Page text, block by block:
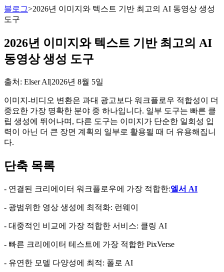
블로그>2026년 이미지와 텍스트 기반 최고의 AI 동영상 생성
도구
2026년 이미지와 텍스트 기반 최고의 AI
동영상 생성 도구
출처 : Elser AI|2026년 8월 5일
이미지-비디오 변환은 과대 광고보다 워크플로우 적합성이 더
중요한 가장 명확한 분야 중 하나입니다. 일부 도구는 빠른 클
립 생성에 뛰어나며, 다른 도구는 이미지가 단순한 일회성 입
력이 아닌 더 큰 장면 계획의 일부로 활용될 때 더 유용해집니
다.
단축 목록
- 연결된 크리에이터 워크플로우에 가장 적합한:엘서 AI
- 광범위한 영상 생성에 최적화: 런웨이
- 대중적인 비교에 가장 적합한 서비스: 클링 AI
- 빠른 크리에이터 테스트에 가장 적합한 PixVerse
- 유연한 모델 다양성에 최적: 폴로 AI